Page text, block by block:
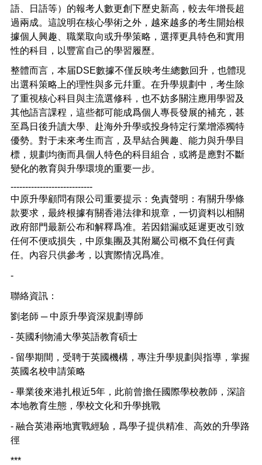
語、日語等）的報考人數更創下歷史新高，較去年增長超
過兩成。這說明在核心學術之外，越來越多的考生開始根
據個人興趣、職業取向或升學策略，選擇更具特色和實用
性的科目，以豐富自己的學習履歷。
整體而言，本届DSE數據不僅反映考生總數回升，也體現
出選科策略上的理性與多元幷重。在升學規劃中，考生除
了重視核心科目與主流選修科，也不妨多關注應用學習及
其他語言課程，這些都可能成爲個人專長發展的補充，甚
至爲日後升讀大學、赴海外升學或投身特定行業增添獨特
優勢。對于未來考生而言，及早結合興趣、能力與升學目
標，規劃均衡而具個人特色的科目組合，或將是應對不斷
變化的教育與升學環境的重要一步。
----------------------------
中原升學顧問有限公司重要提示：免責聲明：有關升學條
款要求，最終根據有關香港法律和規章，一切資料以相關
政府部門最新公布和解釋爲准。若因錯漏或延遲更改引致
任何不便或損失，中原集團及其附屬公司概不負任何責
任。內容只供參考，以實際情况爲准。
-
聯絡資訊：
劉老師 ─ 中原升學資深規劃導師
- 英國利物浦大學英語教育碩士
- 留學期間，受聘于英國機構，專注升學規劃與指導，掌握
英國名校申請策略
- 畢業後來港扎根近5年，此前曾擔任國際學校教師，深諳
本地教育生態，學校文化和升學挑戰
- 融合英港兩地實戰經驗，爲學子提供精准、高效的升學路
徑
***